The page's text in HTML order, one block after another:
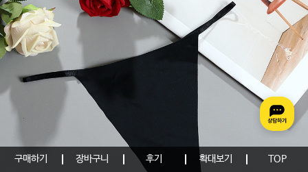
구매하기 장바구니 후기 확대보기 TOP